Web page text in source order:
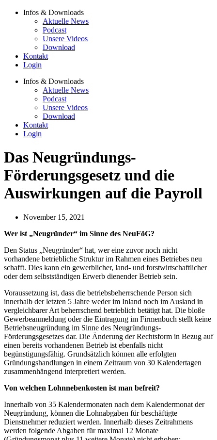
Infos & Downloads
Aktuelle News
Podcast
Unsere Videos
Download
Kontakt
Login
Infos & Downloads
Aktuelle News
Podcast
Unsere Videos
Download
Kontakt
Login
Das Neugründungs-
Förderungsgesetz und die
Auswirkungen auf die Payroll
November 15, 2021
Wer ist „Neugründer“ im Sinne des NeuFöG?
Den Status „Neugründer“ hat, wer eine zuvor noch nicht
vorhandene betriebliche Struktur im Rahmen eines Betriebes neu
schafft. Dies kann ein gewerblicher, land- und forstwirtschaftlicher
oder dem selbstständigen Erwerb dienender Betrieb sein.
Voraussetzung ist, dass die betriebsbeherrschende Person sich
innerhalb der letzten 5 Jahre weder im Inland noch im Ausland in
vergleichbarer Art beherrschend betrieblich betätigt hat. Die bloße
Gewerbeanmeldung oder die Eintragung im Firmenbuch stellt keine
Betriebsneugründung im Sinne des Neugründungs-
Förderungsgesetzes dar. Die Änderung der Rechtsform in Bezug auf
einen bereits vorhandenen Betrieb ist ebenfalls nicht
begünstigungsfähig. Grundsätzlich können alle erfolgten
Gründungshandlungen in einem Zeitraum von 30 Kalendertagen
zusammenhängend interpretiert werden.
Von welchen Lohnnebenkosten ist man befreit?
Innerhalb von 35 Kalendermonaten nach dem Kalendermonat der
Neugründung, können die Lohnabgaben für beschäftigte
Dienstnehmer reduziert werden. Innerhalb dieses Zeitrahmens
werden folgende Abgaben für maximal 12 Monate